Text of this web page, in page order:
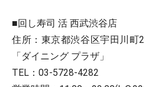
■回し寿司 活 西武渋谷店
住所：東京都渋谷区宇田川町
「ダイニング プラザ」
TEL：03-5728-4282